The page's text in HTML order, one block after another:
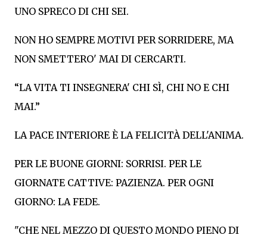
UNO SPRECO DI CHI SEI.
NON HO SEMPRE MOTIVI PER SORRIDERE, MA
NON SMETTERO' MAI DI CERCARTI.
“LA VITA TI INSEGNERA' CHI SÌ, CHI NO E CHI
MAI.”
LA PACE INTERIORE È LA FELICITÀ DELL'ANIMA.
PER LE BUONE GIORNI: SORRISI. PER LE
GIORNATE CATTIVE: PAZIENZA. PER OGNI
GIORNO: LA FEDE.
"CHE NEL MEZZO DI QUESTO MONDO PIENO DI